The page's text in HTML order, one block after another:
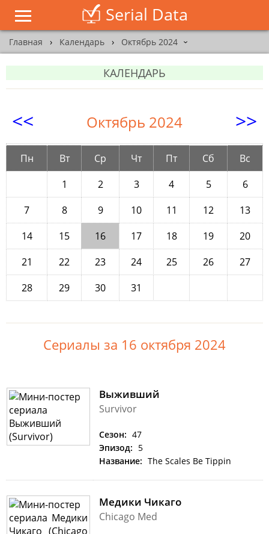
Serial Data
Главная › Календарь › Октябрь 2024 ›
КАЛЕНДАРЬ
<< Октябрь 2024 >>
Пн Вт Ср Чт Пт Сб
Вс
1
2 3 4 5
6
7
8 9 10 11 12
13
14
15 16 17 18 19
20
21
22 23 24 25 26
27
28
29 30 31
Сериалы за 16 октября 2024
Выживший
Survivor
Сезон: 47
Эпизод: 5
Название: The Scales Be Tippin
Медики Чикаго
Chicago Med